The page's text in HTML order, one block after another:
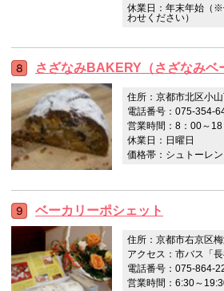
休業日：年末年始（
わせください）
さざなみBAKERY（さざなみベ
住所：京都市北区小
電話番号：075-354-
営業時間：8：00～
休業日：日曜日
価格帯：シュトーレ
ベーカリーポシェット
住所：京都市右京区
アクセス：市バス「
電話番号：075-864-
営業時間：6:30～